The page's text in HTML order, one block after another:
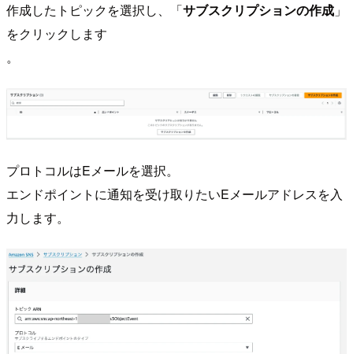
作成したトピックを選択し、「サブスクリプションの作成 」
をクリックします
。
プロトコルはEメールを選択。
エンドポイントに通知を受け取りたいEメールアドレスを入
力します。